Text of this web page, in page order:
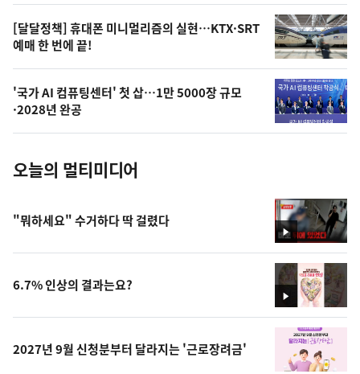
오
늘
의
사
진
[달달정책] 휴대폰 미니멀리즘의 실현…KTX·SRT
예매 한 번에 끝!
'국가 AI 컴퓨팅센터' 첫 삽…1만 5000장 규모
·2028년 완공
오늘의 멀티미디어
영
상
"뭐하세요" 수거하다 딱 걸렸다
영
상
6.7% 인상의 결과는요?
2027년 9월 신청분부터 달라지는 '근로장려금'